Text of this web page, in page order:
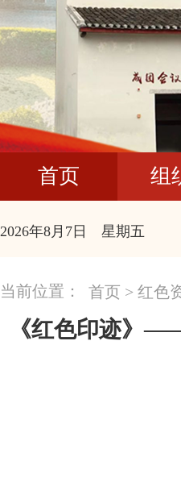
首页 组
2026年8月7日 星期五
当前位置： 首页 > 红色
《红色印迹》